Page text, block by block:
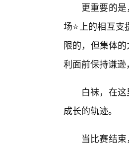
更重要的
场⭐上的相互
限的，但集体
利面前保持谦
白袜，在
成长的轨迹。
当比赛结